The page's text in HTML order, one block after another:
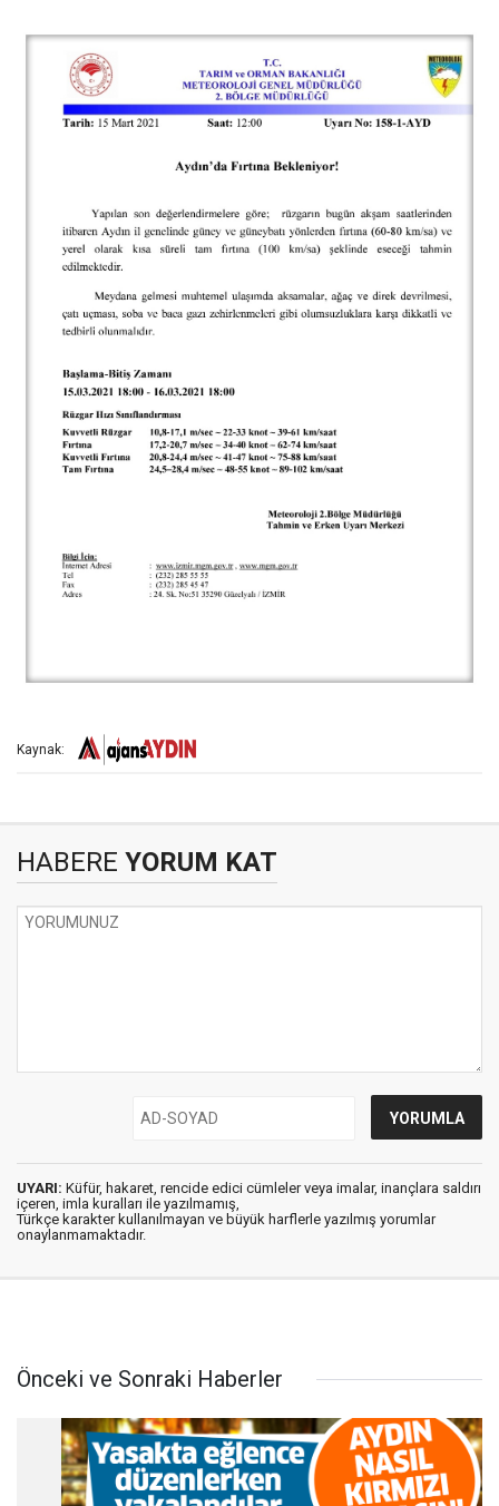
Kaynak:
HABERE YORUM KAT
UYARI: Küfür, hakaret, rencide edici cümleler veya imalar, inançlara saldırı
içeren, imla kuralları ile yazılmamış,
Türkçe karakter kullanılmayan ve büyük harflerle yazılmış yorumlar
onaylanmamaktadır.
Önceki ve Sonraki Haberler